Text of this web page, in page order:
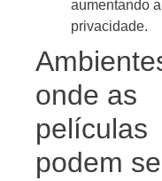
aumentando a
privacidade.
onde as
películas
podem